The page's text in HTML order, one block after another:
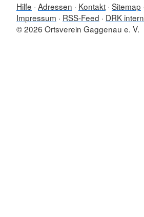
Hilfe Adressen Kontakt Sitemap
Impressum
RSS-Feed
DRK intern
© 2026 Ortsverein Gaggenau e. V.